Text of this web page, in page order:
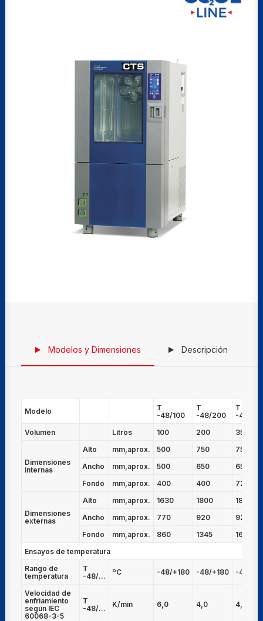
Modelos y Dimensiones Descripción
Modelo
T
-48/100
T
-48/200
T
-48/
Volumen
Litros 100 200 350
Dimensiones
internas
Alto mm,aprox. 500 750
750
Ancho
mm,aprox. 500 650
650
Fondo
mm,aprox. 400 400 720
Dimensiones
externas
Alto mm,aprox. 1630 1800
1800
Ancho
mm,aprox. 770 920
920
Fondo
mm,aprox. 860 1345
1665
Ensayos de temperatura
Rango de
temperatura
T
-48/...
ºC -48/+180 -48/+180 -48/
Velocidad de
enfriamiento
según IEC
60068-3-5
T
-48/...
K/min 6,0 4,0 4,0